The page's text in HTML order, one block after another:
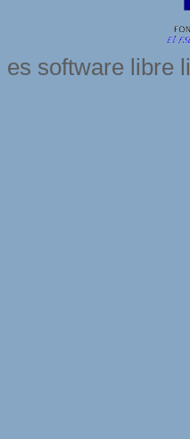
es software libre